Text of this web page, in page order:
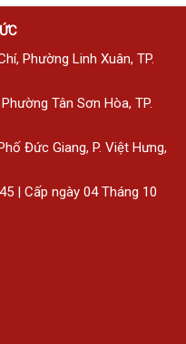
Phường Linh Xuân, TP.
Tân Sơn Hòa, TP.
Đức Giang, P. Việt Hưng,
| Cấp ngày 04 Tháng 10